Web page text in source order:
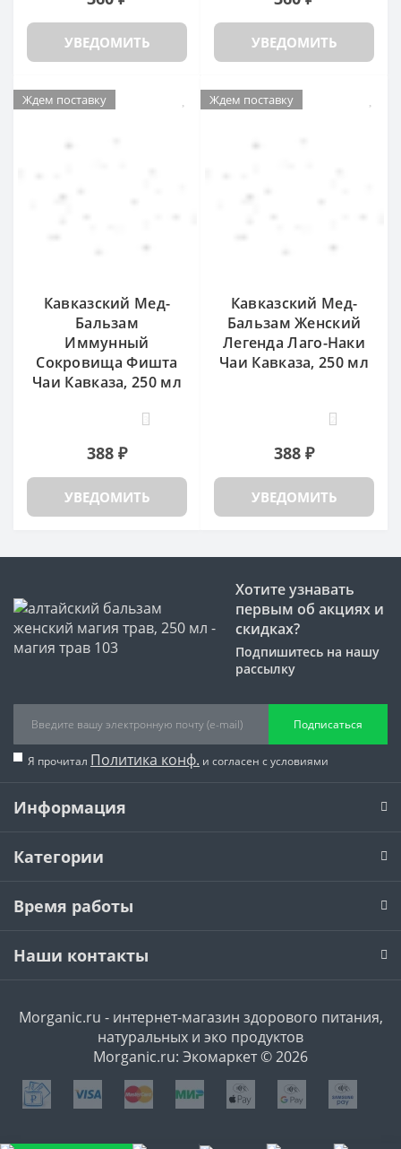
УВЕДОМИТЬ УВЕДОМИТЬ
Ждем поставку
Кавказский Мед-
Бальзам
Иммунный
Сокровища Фишта
Чаи Кавказа, 250 мл
388 ₽
УВЕДОМИТЬ
Ждем поставку
Кавказский Мед-
Бальзам Женский
Легенда Лаго-Наки
Чаи Кавказа, 250 мл
388 ₽
УВЕДОМИТЬ
Хотите узнавать
первым об акциях и
скидках?
Подпишитесь на нашу
рассылку
Подписаться
Я прочитал Политика конф. и согласен с условиями
Информация
Категории
Время работы
Наши контакты
Morganic.ru - интернет-магазин здорового питания,
натуральных и эко продуктов
Morganic.ru: Экомаркет © 2026